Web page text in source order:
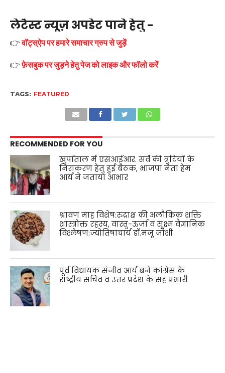
लेटैस्ट न्यूज़ अपडेट पाने हेतु -
👉वॉट्स्ऐप पर हमारे समाचार ग्रुप से जुड़ें
👉फ़ेसबुक पर जुड़ने हेतु पेज को लाइक और फॉलो करें
TAGS: FEATURED
RECOMMENDED FOR YOU
खुर्पाताल में एसआईआर. सर्वे की त्रुटियों के
निराकरण हेतु हुई बैठक, भाजपा नेता हेम
आर्य ने जताया आभार
श्रावण माह विशेष:रुद्राक्ष की अलौकिक शक्ति
शास्त्रोक्त रहस्य, वास्तु-ऊर्जा व सूक्ष्म वैज्ञानिक
विश्लेषण:ज्योतिषाचार्य डॉ.मंजू जोशी
पूर्व विधायक संजीव आर्य बने कांग्रेस के
राष्ट्रीय सचिव व उत्तर प्रदेश के सह प्रभारी